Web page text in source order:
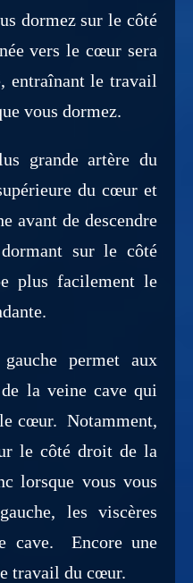
dormez sur le côté
vers le cœur sera
entraînant le travail
vous dormez.
grande artère du
du cœur et
avant de descendre
sur le côté
plus facilement le
permet aux
la veine cave qui
cœur. Notamment,
le côté droit de la
lorsque vous vous
les viscères
cave. Encore une
travail du cœur.